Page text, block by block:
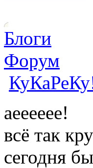
Блоги
Форум
аееееее!
всё так
сегодня